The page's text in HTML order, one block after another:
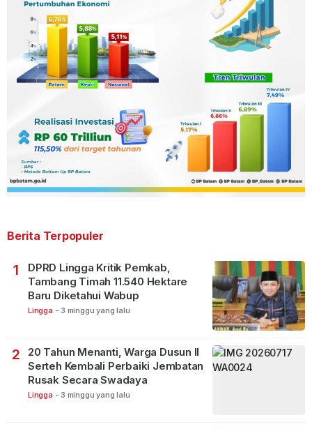
Berita Terpopuler
1
DPRD Lingga Kritik Pemkab,
Tambang Timah 11.540 Hektare
Baru Diketahui Wabup
Lingga - 3 minggu yang lalu
2
20 Tahun Menanti, Warga Dusun II
Serteh Kembali Perbaiki Jembatan
Rusak Secara Swadaya
Lingga - 3 minggu yang lalu